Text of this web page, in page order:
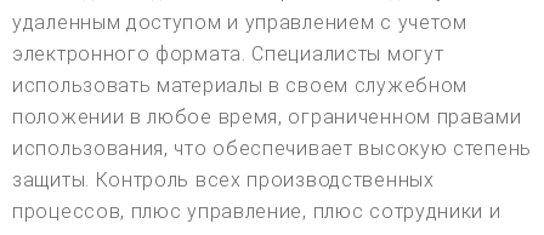
удаленным доступом и управлением с учетом
электронного формата. Специалисты могут
использовать материалы в своем служебном
положении в любое время, ограниченном правами
использования, что обеспечивает высокую степень
защиты. Контроль всех производственных
процессов, плюс управление, плюс сотрудники и